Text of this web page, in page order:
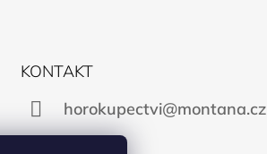
KONTAKT
horokupectvi@montana.cz